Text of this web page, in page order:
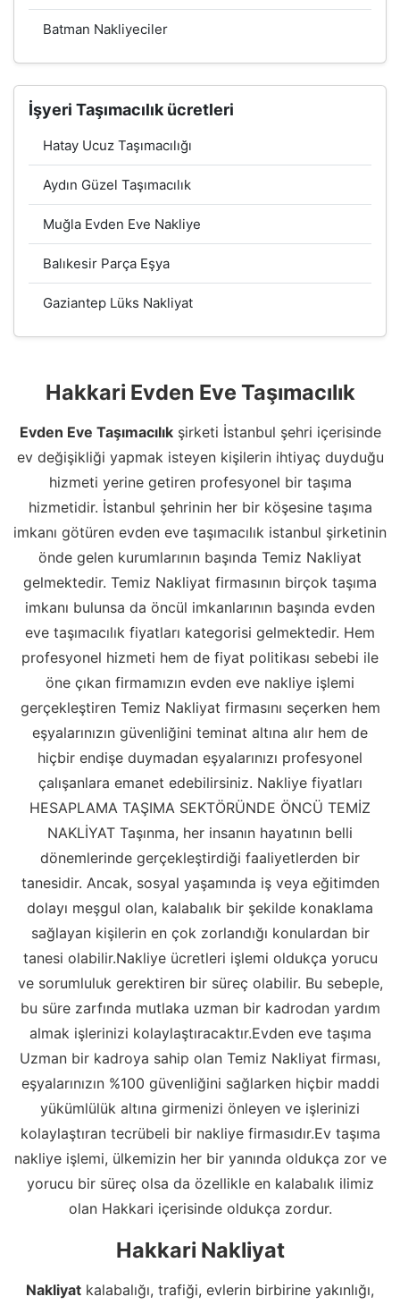
Batman Nakliyeciler
İşyeri Taşımacılık ücretleri
Hatay Ucuz Taşımacılığı
Aydın Güzel Taşımacılık
Muğla Evden Eve Nakliye
Balıkesir Parça Eşya
Gaziantep Lüks Nakliyat
Hakkari Evden Eve Taşımacılık
Evden Eve Taşımacılıkşirketi İstanbul şehri içerisinde
ev değişikliği yapmak isteyen kişilerin ihtiyaç duyduğu
hizmeti yerine getiren profesyonel bir taşıma
hizmetidir. İstanbul şehrinin her bir köşesine taşıma
imkanı götüren evden eve taşımacılık istanbul şirketinin
önde gelen kurumlarının başında Temiz Nakliyat
gelmektedir. Temiz Nakliyat firmasının birçok taşıma
imkanı bulunsa da öncül imkanlarının başında evden
eve taşımacılık fiyatları kategorisi gelmektedir. Hem
profesyonel hizmeti hem de fiyat politikası sebebi ile
öne çıkan firmamızın evden eve nakliye işlemi
gerçekleştiren Temiz Nakliyat firmasını seçerken hem
eşyalarınızın güvenliğini teminat altına alır hem de
hiçbir endişe duymadan eşyalarınızı profesyonel
çalışanlara emanet edebilirsiniz. Nakliye fiyatları
HESAPLAMA TAŞIMA SEKTÖRÜNDE ÖNCÜ TEMİZ
NAKLİYAT Taşınma, her insanın hayatının belli
dönemlerinde gerçekleştirdiği faaliyetlerden bir
tanesidir. Ancak, sosyal yaşamında iş veya eğitimden
dolayı meşgul olan, kalabalık bir şekilde konaklama
sağlayan kişilerin en çok zorlandığı konulardan bir
tanesi olabilir.Nakliye ücretleri işlemi oldukça yorucu
ve sorumluluk gerektiren bir süreç olabilir. Bu sebeple,
bu süre zarfında mutlaka uzman bir kadrodan yardım
almak işlerinizi kolaylaştıracaktır.Evden eve taşıma
Uzman bir kadroya sahip olan Temiz Nakliyat firması,
eşyalarınızın %100 güvenliğini sağlarken hiçbir maddi
yükümlülük altına girmenizi önleyen ve işlerinizi
kolaylaştıran tecrübeli bir nakliye firmasıdır.Ev taşıma
nakliye işlemi, ülkemizin her bir yanında oldukça zor ve
yorucu bir süreç olsa da özellikle en kalabalık ilimiz
olan Hakkari içerisinde oldukça zordur.
Hakkari Nakliyat
Nakliyat kalabalığı, trafiği, evlerin birbirine yakınlığı,